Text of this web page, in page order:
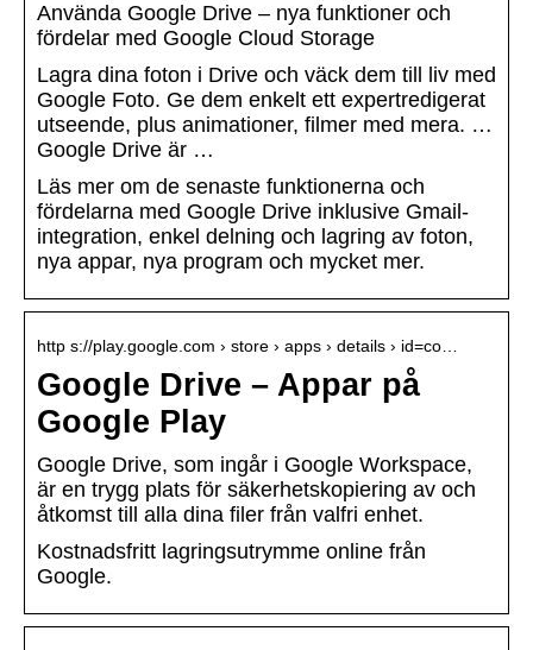
Använda Google Drive – nya funktioner och
fördelar med Google Cloud Storage
Lagra dina foton i Drive och väck dem till liv med
Google Foto. Ge dem enkelt ett expertredigerat
utseende, plus animationer, filmer med mera. …
Google Drive är …
Läs mer om de senaste funktionerna och
fördelarna med Google Drive inklusive Gmail-
integration, enkel delning och lagring av foton,
nya appar, nya program och mycket mer.
http s://play.google.com › store › apps › details › id=co…
Google Drive – Appar på
Google Play
Google Drive, som ingår i Google Workspace,
är en trygg plats för säkerhetskopiering av och
åtkomst till alla dina filer från valfri enhet.
Kostnadsfritt lagringsutrymme online från
Google.